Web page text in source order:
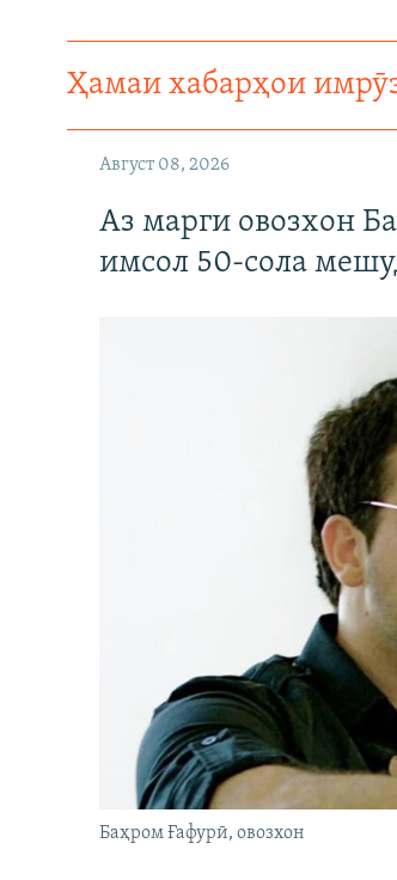
Ҳамаи хабарҳои
Август 08, 2026
Аз марги овозхон
имсол 50-сола
Баҳром Ғафурӣ, овозхон